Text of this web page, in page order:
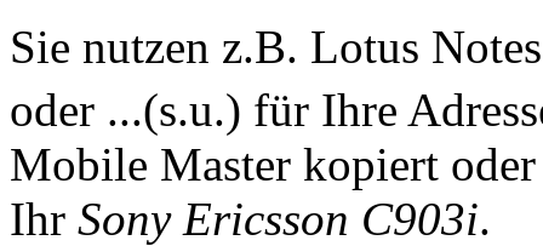
Sie nutzen z.B. Lotus
oder ...(s.u.) für Ihre
Mobile Master kopiert
Ihr Sony Ericsson C903i.